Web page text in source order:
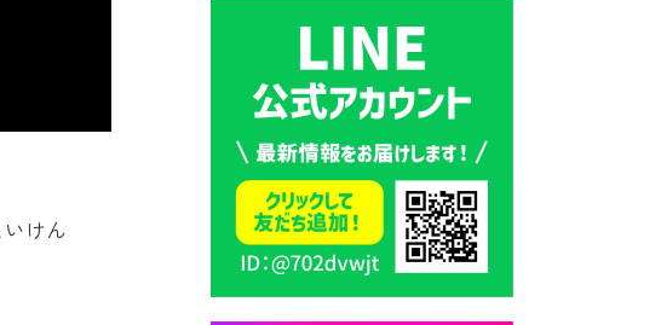
けん
2026年7月30日 豊前市立学校
紹介≪再編計画の見直しにつ
いて≫
2026年7月29日 豊前市指定ご
み袋販売のお知らせ
2026年7月28日 豊前カラス天
狗みなと祭り（花火大会）開
催決定！